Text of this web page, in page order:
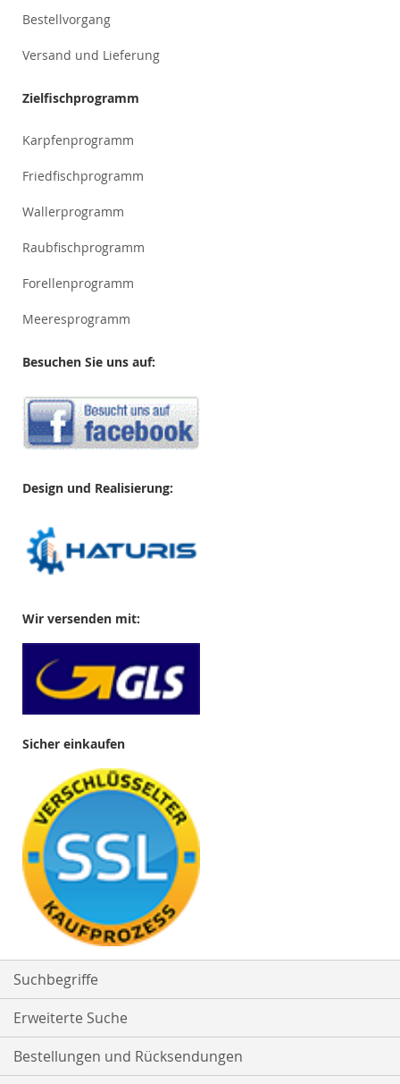
Bestellvorgang
Versand und Lieferung
Zielfischprogramm
Karpfenprogramm
Friedfischprogramm
Wallerprogramm
Raubfischprogramm
Forellenprogramm
Meeresprogramm
Besuchen Sie uns auf:
Design und Realisierung:
Wir versenden mit:
Sicher einkaufen
Suchbegriffe
Erweiterte Suche
Bestellungen und Rücksendungen